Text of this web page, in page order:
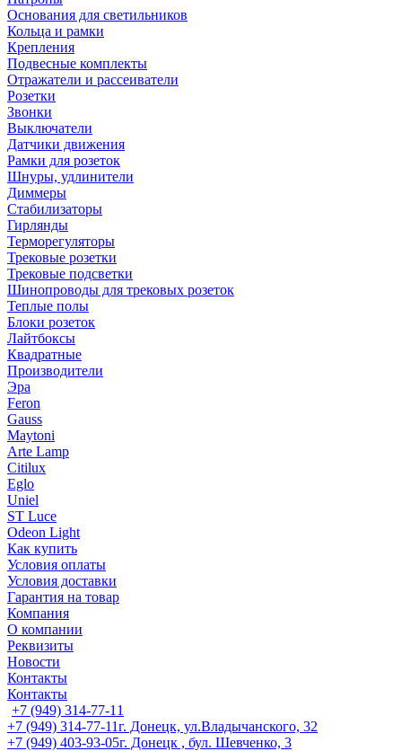
Основания для светильников
Кольца и рамки
Крепления
Подвесные комплекты
Отражатели и рассеиватели
Розетки
Звонки
Выключатели
Датчики движения
Рамки для розеток
Шнуры, удлинители
Диммеры
Стабилизаторы
Гирлянды
Терморегуляторы
Трековые розетки
Трековые подсветки
Шинопроводы для трековых розеток
Теплые полы
Блоки розеток
Лайтбоксы
Квадратные
Производители
Эра
Feron
Gauss
Maytoni
Arte Lamp
Citilux
Eglo
Uniel
ST Luce
Odeon Light
Как купить
Условия оплаты
Условия доставки
Гарантия на товар
Компания
О компании
Реквизиты
Новости
Контакты
Контакты
+7 (949) 314-77-11
+7 (949) 314-77-11г. Донецк, ул.Владычанского, 32
+7 (949) 403-93-05г. Донецк , бул. Шевченко, 3